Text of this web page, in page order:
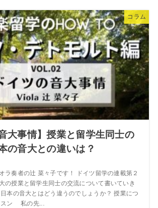
コラム
大事情】授業と留学生同士の
の音大との違いは？
ラ奏者の辻 菜々子です！ ドイツ留学の連載第２
の授業と留学生同士の交流について書いていき
本の音大とはどう違うのでしょうか？ 授業につ
スン 私の先...